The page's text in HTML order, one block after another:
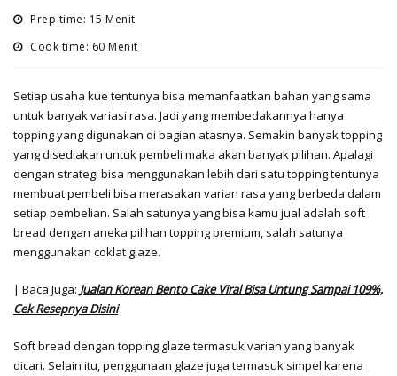
Prep time: 15 Menit
Cook time: 60 Menit
Setiap usaha kue tentunya bisa memanfaatkan bahan yang sama
untuk banyak variasi rasa. Jadi yang membedakannya hanya
topping yang digunakan di bagian atasnya. Semakin banyak topping
yang disediakan untuk pembeli maka akan banyak pilihan. Apalagi
dengan strategi bisa menggunakan lebih dari satu topping tentunya
membuat pembeli bisa merasakan varian rasa yang berbeda dalam
setiap pembelian. Salah satunya yang bisa kamu jual adalah soft
bread dengan aneka pilihan topping premium, salah satunya
menggunakan coklat glaze.
| Baca Juga: Jualan Korean Bento Cake Viral Bisa Untung Sampai 109%,
Cek Resepnya Disini
Soft bread dengan topping glaze termasuk varian yang banyak
dicari. Selain itu, penggunaan glaze juga termasuk simpel karena